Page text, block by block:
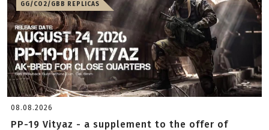
GG/CO2/GBB REPLICAS
08.08.2026
PP-19 Vityaz - a supplement to the offer of